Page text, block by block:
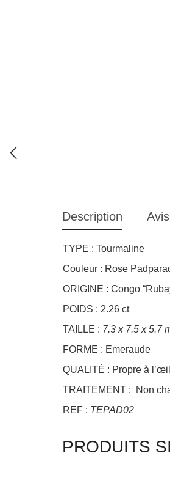
Description
TYPE : Tourmaline
Couleur : Rose
ORIGINE : Congo
POIDS : 2.26 ct
TAILLE : 7.3 x 7.5 x 5.7
FORME : Emeraude
QUALITÉ : Propre à
TRAITEMENT : Non
REF : TEPAD02
PRODUITS